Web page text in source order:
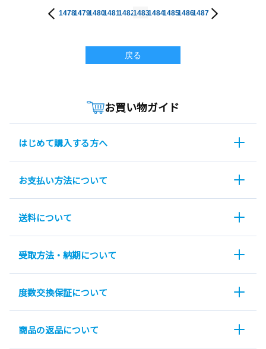
1478147914801481148214831484148514861487
戻る
お買い物ガイド
はじめて購入する方へ
お支払い方法について
送料について
受取方法・納期について
度数交換保証について
商品の返品について